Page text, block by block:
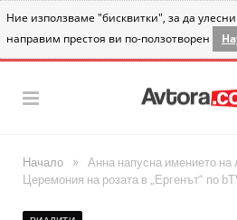
Ние използваме "бисквитки", за да
направим престоя ви по-ползотворен
Начало »
Анна напусна имението
Церемония на розата в „Ергенът“ по